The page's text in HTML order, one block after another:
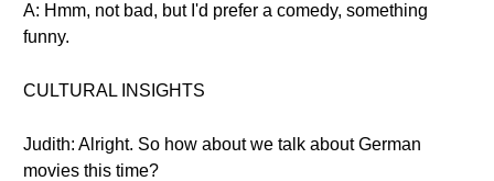
A: Hmm, not bad, but I'd prefer a comedy, something
funny.
CULTURAL INSIGHTS
Judith: Alright. So how about we talk about German
movies this time?